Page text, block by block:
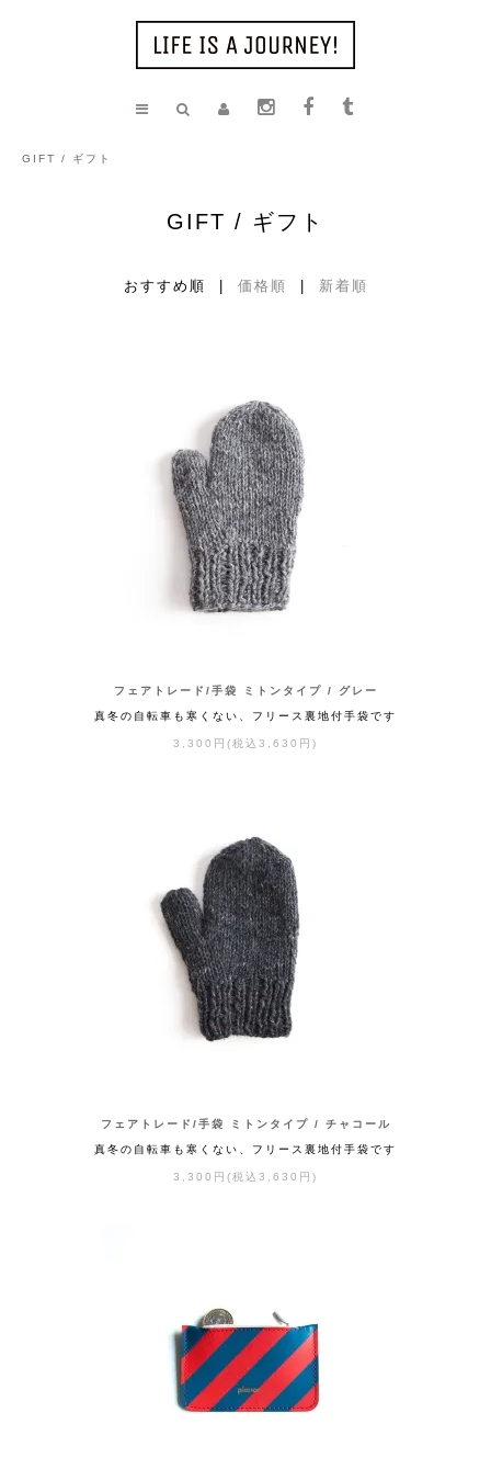
GIFT / ギフト
GIFT / ギフト
おすすめ順 | 価格順 新着順
フェアトレード/手袋 ミトンタイプ / グレー
真冬の自転車も寒くない、フリース裏地付手袋です
3,300円(税込3,630円)
フェアトレード/手袋 ミトンタイプ / チャコール
真冬の自転車も寒くない、フリース裏地付手袋です
3,300円(税込3,630円)